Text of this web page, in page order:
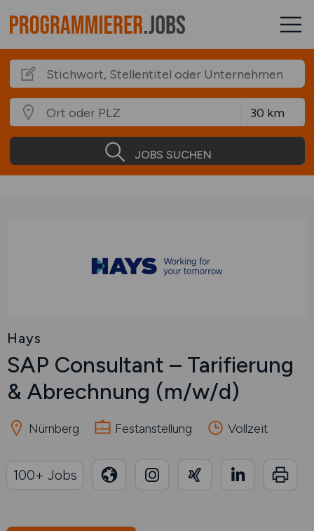
JOBS SUCHEN
Hays
SAP Consultant – Tarifierung
& Abrechnung (m/w/d)
Nürnberg Festanstellung Vollzeit
100+ Jobs